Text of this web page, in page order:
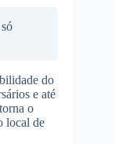
do
e até
o
local de